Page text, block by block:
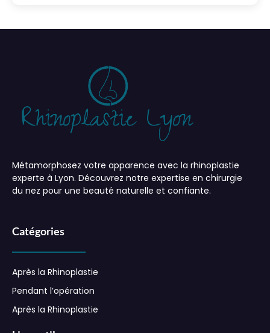
Métamorphosez votre apparence avec la rhinoplastie
experte à Lyon. Découvrez notre expertise en chirurgie
du nez pour une beauté naturelle et confiante.
Catégories
Après la Rhinoplastie
Pendant l’opération
Après la Rhinoplastie